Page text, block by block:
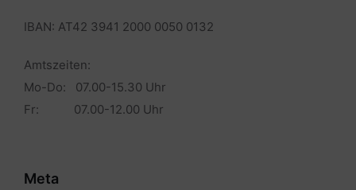
IBAN: AT42 3941 2000 0050 0132
Amtszeiten:
Mo-Do: 07.00-15.30 Uhr
Fr: 07.00-12.00 Uhr
Meta